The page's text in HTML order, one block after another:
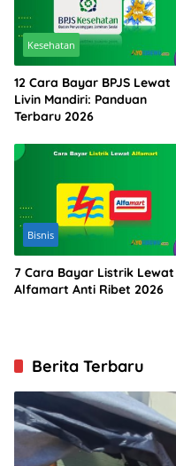
Kesehatan
12 Cara Bayar BPJS Lewat
Livin Mandiri: Panduan
Terbaru 2026
Bisnis
7 Cara Bayar Listrik Lewat
Alfamart Anti Ribet 2026
Berita Terbaru